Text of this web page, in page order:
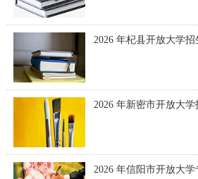
2026 年杞县开放大学招
2026 年新密市开放大学
2026 年信阳市开放大